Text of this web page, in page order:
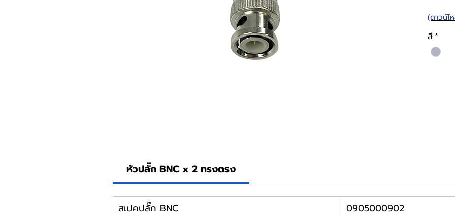
(ดาวน์โ
สี*
หัวปลั๊ก BNC x 2 ทรงตรง
สเปคปลั๊ก BNC
0905000902